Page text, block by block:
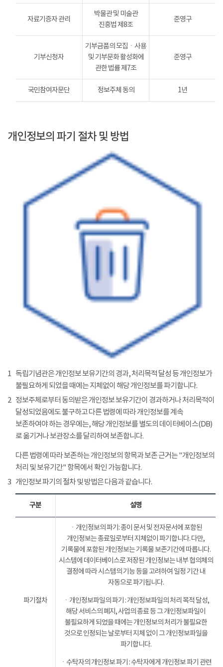
자료기증자 관리
박물관 및 미술관
진흥법 제8조
준영구
기부신청자
기부금품의 모집ㆍ사용
및 기부문화 활성화에
관한 법률 제7조
준영구
국민참여자문단 정보주체 동의 1년
개인정보의 파기 절차 및 방법
1 독립기념관은 개인정보 보유기간의 경과, 처리목적 달성 등 개인정보가
불필요하게 되었을 때에는 지체없이 해당 개인정보를 파기합니다.
2 정보주체로부터 동의받은 개인정보 보유기간이 경과하거나 처리목적이
달성되었음에도 불구하고 다른 법령에 따라 개인정보를 계속
보존하여야 하는 경우에는, 해당 개인정보를 별도의 데이터베이스(DB)
로 옮기거나 보관장소를 달리하여 보존합니다.
다른 법령에 따라 보존하는 개인정보의 항목과 보존 근거는 "개인정보의
처리 및 보유기간" 항목에서 확인 가능합니다.
3 개인정보 파기의 절차 및 방법은 다음과 같습니다.
구분 설명
파기절차
ㆍ개인정보의 파기: 종이 문서 및 전자문서에 포함된
개인정보는 종료일로부터 지체없이 파기합니다. 다만,
기록물에 포함된 개인정보는 기록물 보존기간에 따릅니다.
시스템에 데이터베이스로 저장된 개인정보는 내부 협의체의
결정에 따라 시스템의 기능 등을 고려하여 일정 기간 내
자동으로 파기됩니다.
ㆍ개인정보파일의 파기 : 개인정보파일의 처리 목적 달성,
해당 서비스의 폐지, 사업의 종료 등 그 개인정보파일이
불필요하게 되었을 때에는 개인정보의 처리가 불필요한
것으로 인정되는 날로부터 지체 없이 그 개인정보파일을
파기합니다.
ㆍ수탁자의 개인정보 파기 : 수탁자에게 개인정보 파기 관련